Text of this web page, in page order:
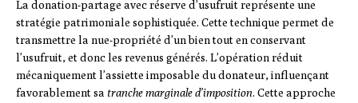
La donation-partage avec réserve d’usufruit représente une
stratégie patrimoniale sophistiquée. Cette technique permet de
transmettre la nue-propriété d’un bien tout en conservant
l’usufruit, et donc les revenus générés. L’opération réduit
mécaniquement l’assiette imposable du donateur, influençant
favorablement sa tranche marginale d’imposition. Cette approche